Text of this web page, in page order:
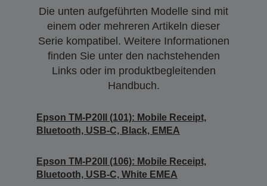
Die unten aufgeführten Modelle sind mit
einem oder mehreren Artikeln dieser
Serie kompatibel. Weitere Informationen
finden Sie unter den nachstehenden
Links oder im produktbegleitenden
Handbuch.
Epson TM-P20II (101): Mobile Receipt,
Bluetooth, USB-C, Black, EMEA
Epson TM-P20II (106): Mobile Receipt,
Bluetooth, USB-C, White EMEA